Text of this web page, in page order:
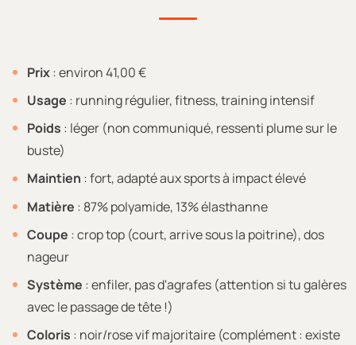
Prix: environ 41,00 €
Usage : running régulier, fitness, training intensif
Poids : léger (non communiqué, ressenti plume sur le
buste)
Maintien : fort, adapté aux sports à impact élevé
Matière : 87% polyamide, 13% élasthanne
Coupe : crop top (court, arrive sous la poitrine), dos
nageur
Système : enfiler, pas d'agrafes (attention si tu galères
avec le passage de tête !)
Coloris : noir/rose vif majoritaire (complément : existe